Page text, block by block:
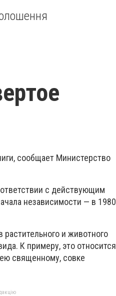
сообщает Министерство
с действующим
независимости — в 1980
и животного
К примеру, это относится
священному, совке